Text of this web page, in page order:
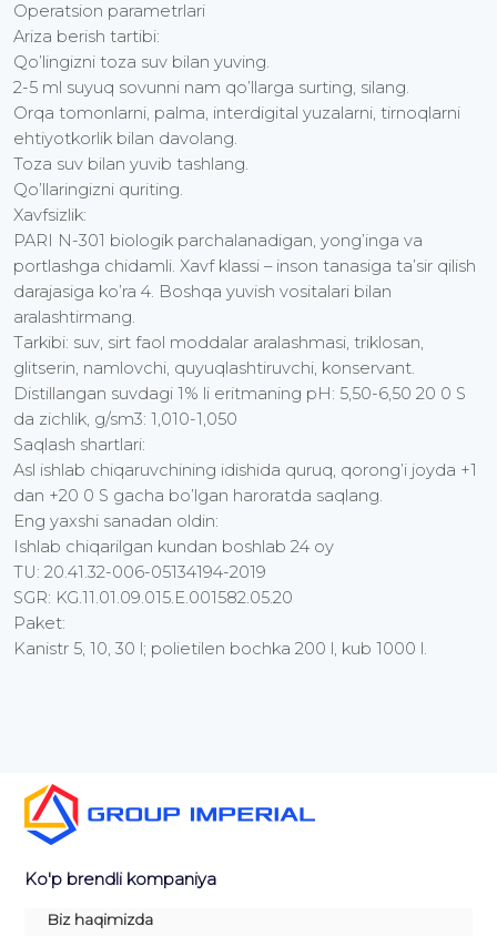
Operatsion parametrlari
Ariza berish tartibi:
Qo’lingizni toza suv bilan yuving.
2-5 ml suyuq sovunni nam qo’llarga surting, silang.
Orqa tomonlarni, palma, interdigital yuzalarni, tirnoqlarni
ehtiyotkorlik bilan davolang.
Toza suv bilan yuvib tashlang.
Qo’llaringizni quriting.
Xavfsizlik:
PARI N-301 biologik parchalanadigan, yong’inga va
portlashga chidamli. Xavf klassi – inson tanasiga ta’sir qilish
darajasiga ko’ra 4. Boshqa yuvish vositalari bilan
aralashtirmang.
Tarkibi: suv, sirt faol moddalar aralashmasi, triklosan,
glitserin, namlovchi, quyuqlashtiruvchi, konservant.
Distillangan suvdagi 1% li eritmaning pH: 5,50-6,50 20 0 S
da zichlik, g/sm3: 1,010-1,050
Saqlash shartlari:
Asl ishlab chiqaruvchining idishida quruq, qorong’i joyda +1
dan +20 0 S gacha bo’lgan haroratda saqlang.
Eng yaxshi sanadan oldin:
Ishlab chiqarilgan kundan boshlab 24 oy
TU: 20.41.32-006-05134194-2019
SGR: KG.11.01.09.015.E.001582.05.20
Paket:
Kanistr 5, 10, 30 l; polietilen bochka 200 l, kub 1000 l.
Ko'p brendli kompaniya
Biz haqimizda